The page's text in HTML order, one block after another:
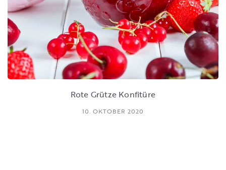
Rote Grütze Konfitüre
10. OKTOBER 2020